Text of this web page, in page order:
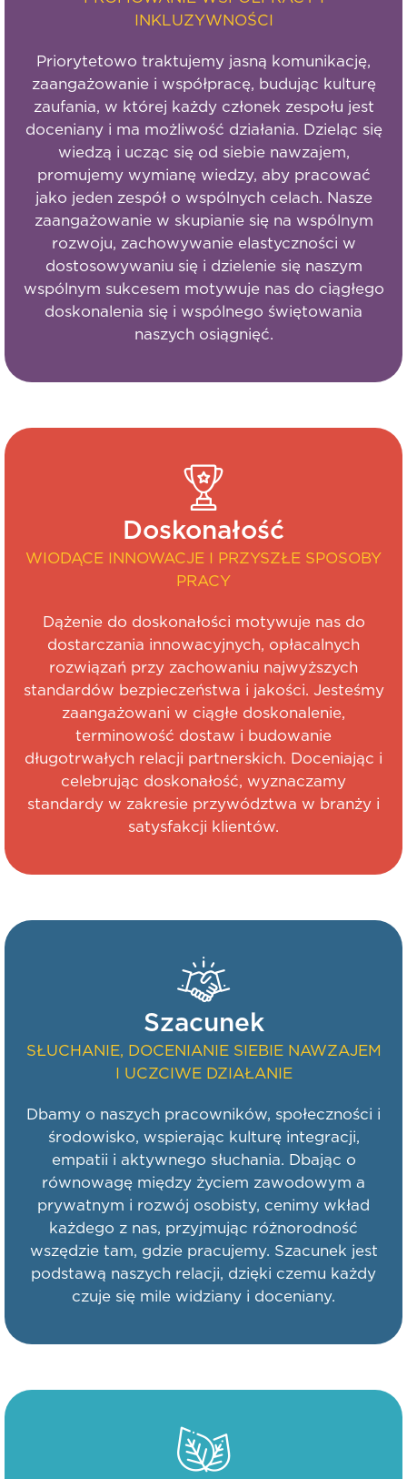
INKLUZYWNOŚCI
Priorytetowo traktujemy jasną komunikację,
zaangażowanie i współpracę, budując kulturę
zaufania, w której każdy członek zespołu jest
doceniany i ma możliwość działania. Dzieląc się
wiedzą i ucząc się od siebie nawzajem,
promujemy wymianę wiedzy, aby pracować
jako jeden zespół o wspólnych celach. Nasze
zaangażowanie w skupianie się na wspólnym
rozwoju, zachowywanie elastyczności w
dostosowywaniu się i dzielenie się naszym
wspólnym sukcesem motywuje nas do ciągłego
doskonalenia się i wspólnego świętowania
naszych osiągnięć.
Doskonałość
WIODĄCE INNOWACJE I PRZYSZŁE SPOSOBY
PRACY
Dążenie do doskonałości motywuje nas do
dostarczania innowacyjnych, opłacalnych
rozwiązań przy zachowaniu najwyższych
standardów bezpieczeństwa i jakości. Jesteśmy
zaangażowani w ciągłe doskonalenie,
terminowość dostaw i budowanie
długotrwałych relacji partnerskich. Doceniając i
celebrując doskonałość, wyznaczamy
standardy w zakresie przywództwa w branży i
satysfakcji klientów.
Szacunek
SŁUCHANIE, DOCENIANIE SIEBIE NAWZAJEM
I UCZCIWE DZIAŁANIE
Dbamy o naszych pracowników, społeczności i
środowisko, wspierając kulturę integracji,
empatii i aktywnego słuchania. Dbając o
równowagę między życiem zawodowym a
prywatnym i rozwój osobisty, cenimy wkład
każdego z nas, przyjmując różnorodność
wszędzie tam, gdzie pracujemy. Szacunek jest
podstawą naszych relacji, dzięki czemu każdy
czuje się mile widziany i doceniany.